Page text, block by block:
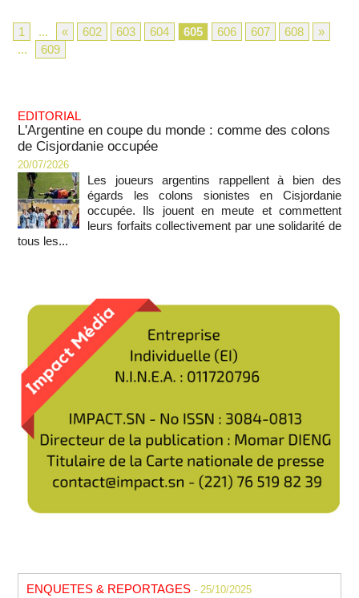
1 ... « 602 603 604 605 606 607 608
»
...
609
EDITORIAL
L'Argentine en coupe du monde : comme des colons
de Cisjordanie occupée
20/07/2026
Les joueurs argentins rappellent à bien des
égards les colons sionistes en Cisjordanie
occupée. Ils jouent en meute et commettent
leurs forfaits collectivement par une solidarité de
tous les...
ENQUETES & REPORTAGES - 25/10/2025